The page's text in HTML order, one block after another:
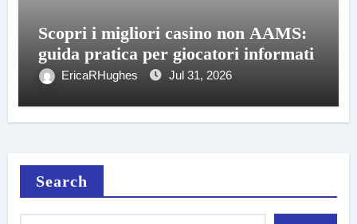
Scopri i migliori casino non AAMS:
guida pratica per giocatori informati
EricaRHughes Jul 31, 2026
Search